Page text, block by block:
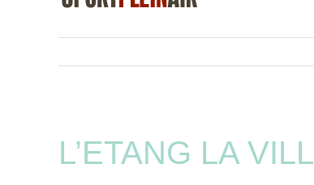
L’ETANG LA